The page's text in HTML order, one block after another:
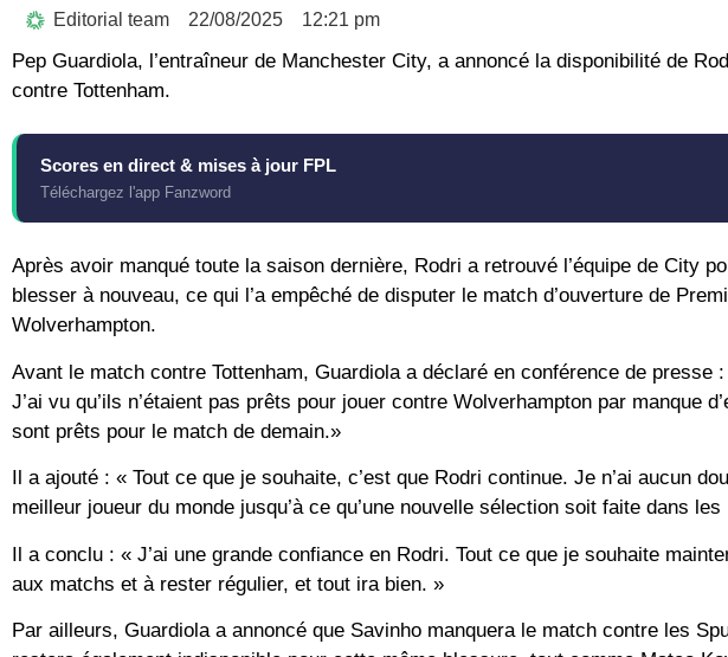
Editorial team 22/08/2025 12:21 pm
Pep Guardiola, l’entraîneur de Manchester City, a annoncé la disponibilité de
contre Tottenham.
Scores en direct & mises à jour FPL
Téléchargez l'app Fanzword
Après avoir manqué toute la saison dernière, Rodri a retrouvé l’équipe de City
blesser à nouveau, ce qui l’a empêché de disputer le match d’ouverture de
Wolverhampton.
Avant le match contre Tottenham, Guardiola a déclaré en conférence de presse
J’ai vu qu’ils n’étaient pas prêts pour jouer contre Wolverhampton par manque
sont prêts pour le match de demain.»
Il a ajouté : « Tout ce que je souhaite, c’est que Rodri continue. Je n’ai aucun
meilleur joueur du monde jusqu’à ce qu’une nouvelle sélection soit faite dans
Il a conclu : « J’ai une grande confiance en Rodri. Tout ce que je souhaite
aux matchs et à rester régulier, et tout ira bien. »
Par ailleurs, Guardiola a annoncé que Savinho manquera le match contre les